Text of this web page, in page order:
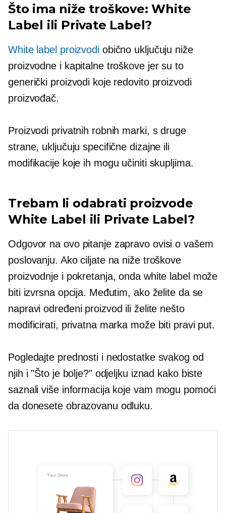
Što ima niže troškove: White
Label ili Private Label?
White label proizvodiobično uključuju niže
proizvodne i kapitalne troškove jer su to
generički proizvodi koje redovito proizvodi
proizvođač.
Proizvodi privatnih robnih marki, s druge
strane, uključuju specifične dizajne ili
modifikacije koje ih mogu učiniti skupljima.
Trebam li odabrati proizvode
White Label ili Private Label?
Odgovor na ovo pitanje zapravo ovisi o vašem
poslovanju. Ako ciljate na niže troškove
proizvodnje i pokretanja, onda white label može
biti izvrsna opcija. Međutim, ako želite da se
napravi određeni proizvod ili želite nešto
modificirati, privatna marka može biti pravi put.
Pogledajte prednosti i nedostatke svakog od
njih i "Što je bolje?" odjeljku iznad kako biste
saznali više informacija koje vam mogu pomoći
da donesete obrazovanu odluku.